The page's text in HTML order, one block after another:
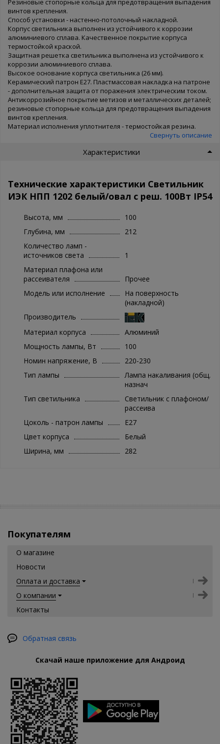
Резиновые стопорные кольца для предотвращения выпадения
винтов крепления.
Способ установки - настенно-потолочный накладной.
Корпус светильника выполнен из устойчивого к коррозии
алюминиевого сплава. Качественное покрытие корпуса
термостойкой краской.
Защитная решетка светильника выполнена из устойчивого к
коррозии алюминиевого сплава.
Высокое основание корпуса светильника (26 мм).
Керамический патрон Е27. Пластмассовая накладка на патроне
- дополнительная защита от поражения электрическим током.
Антикоррозийное покрытие метизов и металлических деталей;
резиновые стопорные кольца для предотвращения выпадения
винтов крепления.
Материал исполнения уплотнителя - термостойкая резина.
Свернуть описание
Характеристики
Технические характеристики Светильник
ИЭК НПП 1202 белый/овал с реш. 100Вт IP54
Высота, мм
100
Глубина, мм
212
Количество ламп -
источников света
1
Материал плафона или
рассеивателя
Прочее
Модель или исполнение
На поверхность
(накладной)
Производитель
Материал корпуса
Алюминий
Мощность лампы, Вт
100
Номин напряжение, В
220-230
Тип лампы
Лампа накаливания (общ.
назнач
Тип светильника
Светильник с плафоном/
рассеива
Цоколь - патрон лампы
E27
Цвет корпуса
Белый
Ширина, мм
282
Покупателям
О магазине
Новости
Оплата и доставка
О компании
Контакты
Обратная связь
Скачай наше приложение для Андроид